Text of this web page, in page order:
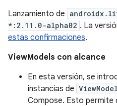
Lanzamiento de
*:2.11.0-alpha02 . La
estas confirmaciones.
ViewModels con alcance
En esta versión, se
instancias de
Compose. Esto permite